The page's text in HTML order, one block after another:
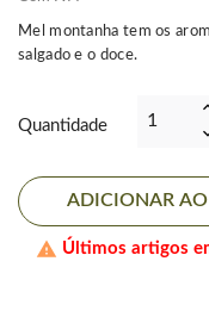
Mel montanha tem os
salgado e o doce.
Quantidade
ADICIONAR
 Últimos artigos